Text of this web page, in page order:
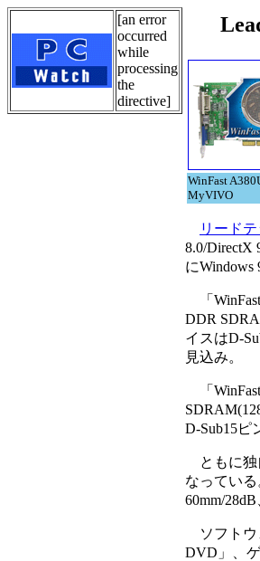
[an error
occurred
while
processing
the
directive]
WinFast
MyVIVO
リード
8.0/DirectX
にWindows
「
DDR
イスはD-
見込み。
「
D-Sub15ピ
ともに独
なってい
60mm/
ソフトウ
DVD」、